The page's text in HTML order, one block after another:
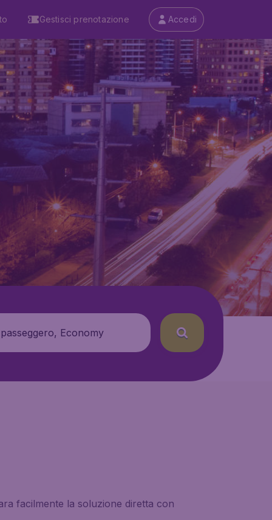
Gestisci prenotazione Accedi
Economy
facilmente la soluzione diretta con